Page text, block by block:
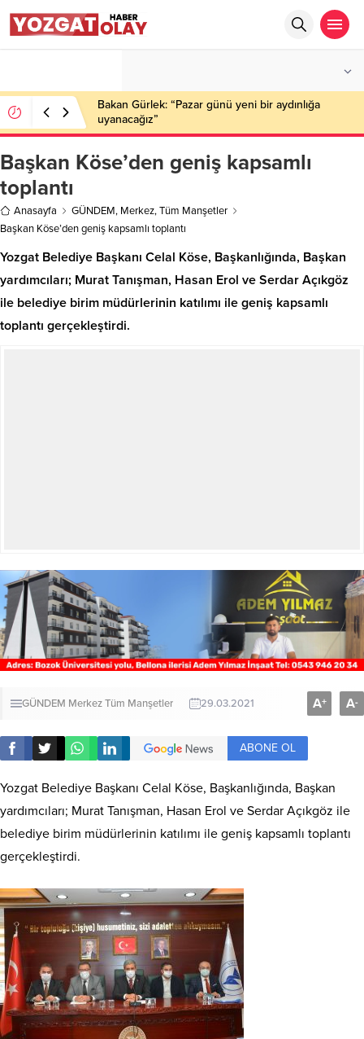
Bakan Gürlek: “Pazar günü yeni bir aydınlığa
uyanacağız”
Başkan Köse’den geniş kapsamlı
toplantı
Anasayfa GÜNDEM, Merkez,Tüm Manşetler
Başkan Köse’den geniş kapsamlı toplantı
Yozgat Belediye Başkanı Celal Köse, Başkanlığında, Başkan
yardımcıları; Murat Tanışman, Hasan Erol ve Serdar Açıkgöz
ile belediye birim müdürlerinin katılımı ile geniş kapsamlı
toplantı gerçekleştirdi.
GÜNDEM MerkezTüm Manşetler 29.03.2021 A+ A-
ABONE OL
Yozgat Belediye Başkanı Celal Köse, Başkanlığında, Başkan
yardımcıları; Murat Tanışman, Hasan Erol ve Serdar Açıkgöz ile
belediye birim müdürlerinin katılımı ile geniş kapsamlı toplantı
gerçekleştirdi.